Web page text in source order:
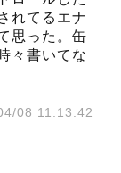
れてるエナ
思った。缶
々書いてな
08 11:13:42